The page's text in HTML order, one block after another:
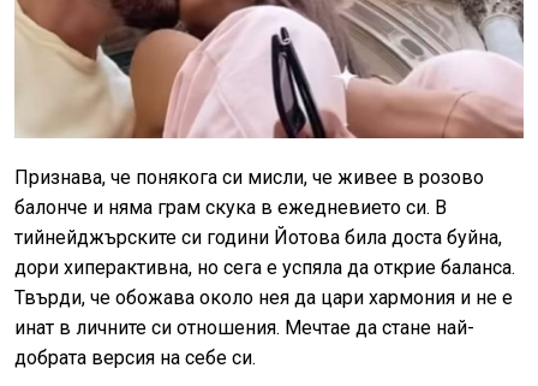
Признава, че понякога си мисли, че живее в розово
балонче и няма грам скука в ежедневието си. В
тийнейджърските си години Йотова била доста буйна,
дори хиперактивна, но сега е успяла да открие баланса.
Твърди, че обожава около нея да цари хармония и не е
инат в личните си отношения. Мечтае да стане най-
добрата версия на себе си.